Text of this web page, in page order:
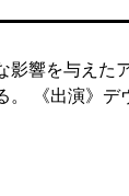
響を与え
。 《出演》